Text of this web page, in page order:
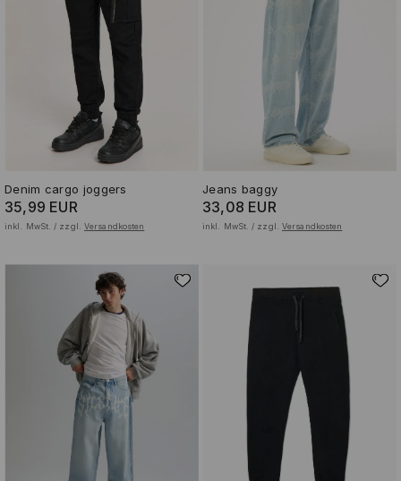
Denim cargo joggers
35,99 EUR
inkl. MwSt. / zzgl. Versandkosten
Jeans baggy
33,08 EUR
inkl. MwSt. / zzgl. Versandkosten